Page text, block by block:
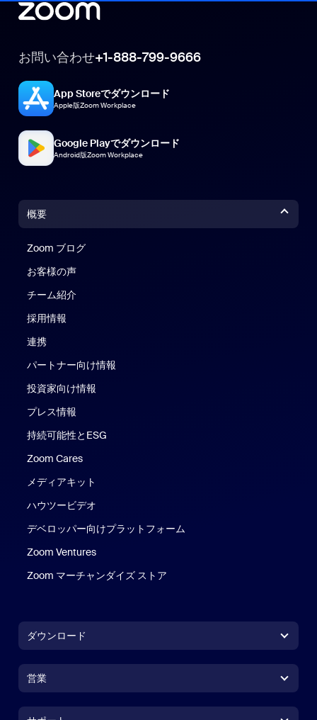
お問い合わせ+1-888-799-9666
App Storeでダウンロード
Apple版Zoom Workplace
Google Playでダウンロード
Android版Zoom Workplace
概要
Zoom ブログ
お客様の声
チーム紹介
採用情報
連携
パートナー向け情報
投資家向け情報
プレス情報
持続可能性とESG
Zoom Cares
メディアキット
ハウツービデオ
デベロッパー向けプラットフォーム
Zoom Ventures
Zoom マーチャンダイズ ストア
ダウンロード
Zoom RoomsアプリZoom Roomsアプリ
Zoom Roomsコントローラ
営業